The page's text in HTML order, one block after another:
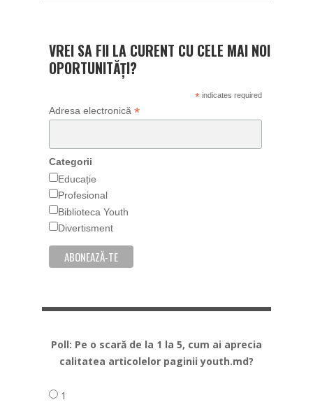
VREI SA FII LA CURENT CU CELE MAI NOI
OPORTUNITĂȚI?
* indicates required
Adresa electronică *
Categorii
Educație
Profesional
Biblioteca Youth
Divertisment
Poll: Pe o scară de la 1 la 5, cum ai aprecia
calitatea articolelor paginii youth.md?
1